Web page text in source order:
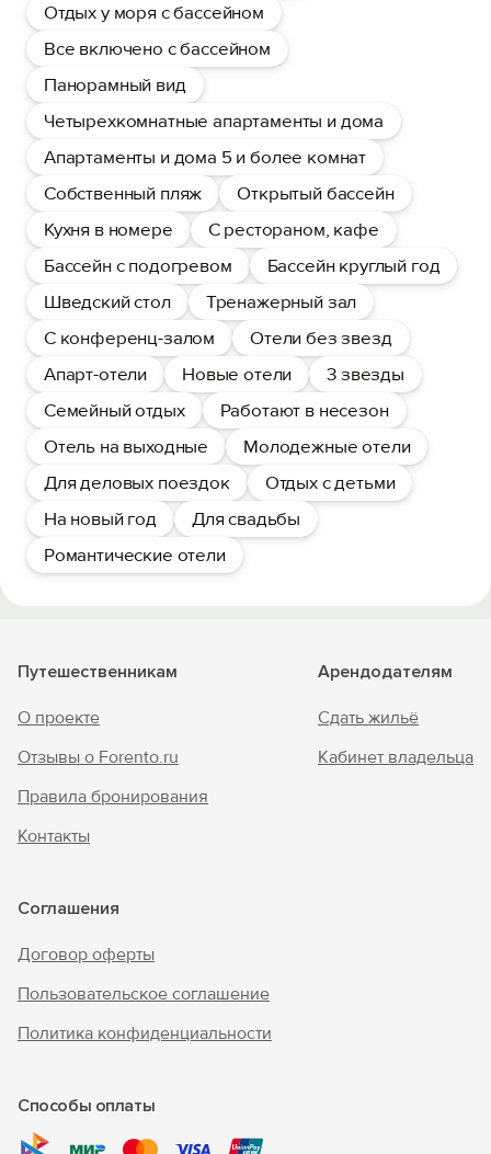
Отдых у моря с бассейном
Все включено с бассейном
Панорамный вид
Четырехкомнатные апартаменты и дома
Апартаменты и дома 5 и более комнат
Собственный пляж
Открытый бассейн
Кухня в номере
С рестораном, кафе
Бассейн с подогревом
Бассейн круглый год
Шведский стол
Тренажерный зал
С конференц-залом
Отели без звезд
Апарт-отели
Новые отели
3 звезды
Семейный отдых
Работают в несезон
Отель на выходные
Молодежные отели
Для деловых поездок
Отдых с детьми
На новый год
Для свадьбы
Романтические отели
Путешественникам
О проекте
Отзывы о Forento.ru
Правила бронирования
Контакты
Арендодателям
Сдать жильё
Кабинет владельца
Соглашения
Договор оферты
Пользовательское соглашение
Политика конфиденциальности
Способы оплаты